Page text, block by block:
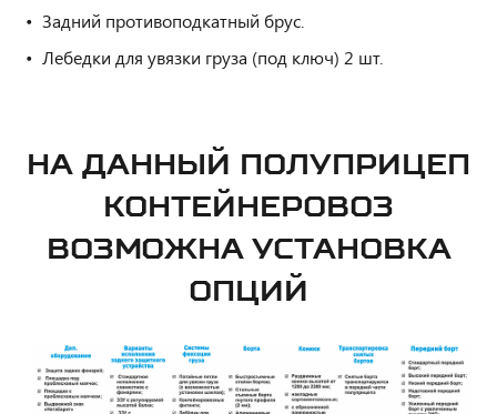
Задний противоподкатный брус.
Лебедки для увязки груза (под ключ) 2 шт.
НА ДАННЫЙ ПОЛУПРИЦЕП
КОНТЕЙНЕРОВОЗ
ВОЗМОЖНА УСТАНОВКА
ОПЦИЙ